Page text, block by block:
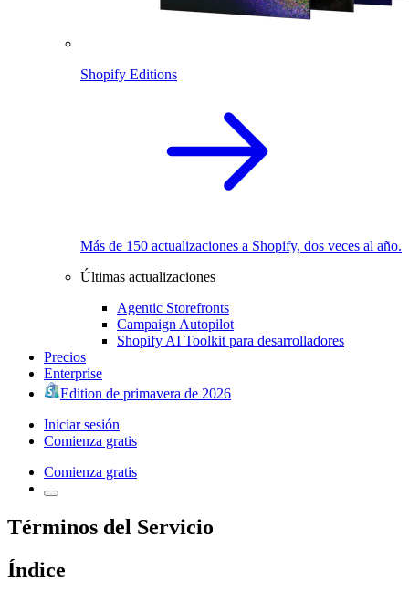
Shopify Editions
Más de 150 actualizaciones a Shopify, dos veces al año.
Últimas actualizaciones
Agentic Storefronts
Campaign Autopilot
Shopify AI Toolkit para desarrolladores
Precios
Enterprise
Edition de primavera de 2026
Iniciar sesión
Comienza gratis
Comienza gratis
Términos del Servicio
Índice